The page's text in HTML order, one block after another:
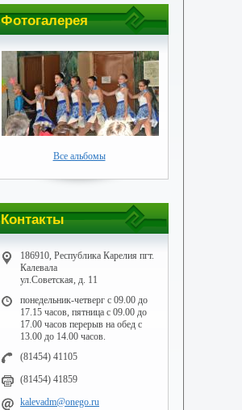
Фотогалерея
Все альбомы
Контакты
186910, Республика Карелия пгт.
Калевала
ул.Советская, д. 11
понедельник-четверг с 09.00 до
17.15 часов, пятница с 09.00 до
17.00 часов перерыв на обед с
13.00 до 14.00 часов.
(81454) 41105
(81454) 41859
kalevadm@onego.ru